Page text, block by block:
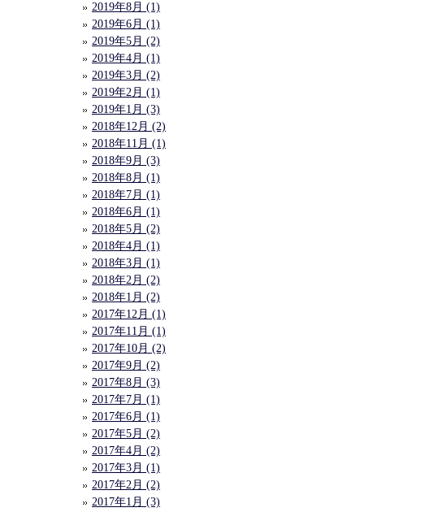
2019年8月 (1)
2019年6月 (1)
2019年5月 (2)
2019年4月 (1)
2019年3月 (2)
2019年2月 (1)
2019年1月 (3)
2018年12月 (2)
2018年11月 (1)
2018年9月 (3)
2018年8月 (1)
2018年7月 (1)
2018年6月 (1)
2018年5月 (2)
2018年4月 (1)
2018年3月 (1)
2018年2月 (2)
2018年1月 (2)
2017年12月 (1)
2017年11月 (1)
2017年10月 (2)
2017年9月 (2)
2017年8月 (3)
2017年7月 (1)
2017年6月 (1)
2017年5月 (2)
2017年4月 (2)
2017年3月 (1)
2017年2月 (2)
2017年1月 (3)